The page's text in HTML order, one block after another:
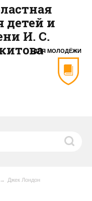
ДЛЯ МОЛОДЁЖИ
детей и
И. С.
Джек Лондон